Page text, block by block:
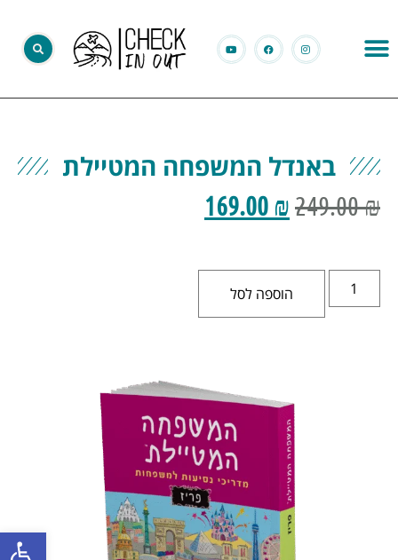
פתח
באנדל המשפחה המטיילת
249.00₪
169.00 ₪
הוספה לסל